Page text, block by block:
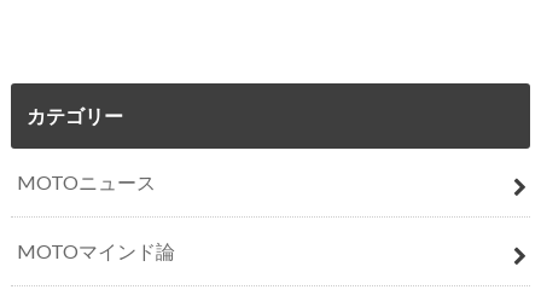
カテゴリー
MOTOニュース
MOTOマインド論